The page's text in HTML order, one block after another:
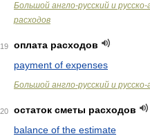
Большой англо-русский и русско-
расходов
19
оплата расходов
payment of expenses
Большой англо-русский и русско-
20
остаток сметы расходов
balance of the estimate